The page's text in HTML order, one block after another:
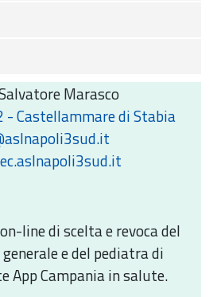
Marasco
- Castellammare di Stabia
line di scelta e revoca del
e del pediatra di
App Campania in salute.